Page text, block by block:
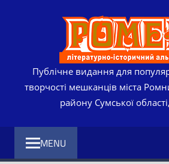
Публічне видання для
творчості мешканців міста
району Сумської
MENU